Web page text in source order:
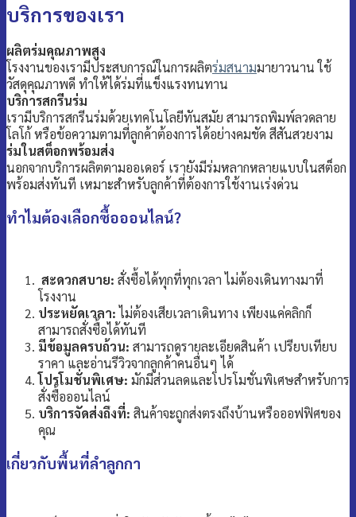
บริการของเรา
ผลิตร่มคุณภาพสูง
โรงงานของเรามีประสบการณ์ในการผลิตร่มสนามมายาวนาน ใช้
วัสดุคุณภาพดี ทำให้ได้ร่มที่แข็งแรงทนทาน
บริการสกรีนร่ม
เรามีบริการสกรีนร่มด้วยเทคโนโลยีทันสมัย สามารถพิมพ์ลวดลาย
โลโก้ หรือข้อความตามที่ลูกค้าต้องการได้อย่างคมชัด สีสันสวยงาม
ร่มในสต็อกพร้อมส่ง
นอกจากบริการผลิตตามออเดอร์ เรายังมีร่มหลากหลายแบบในสต็อก
พร้อมส่งทันที เหมาะสำหรับลูกค้าที่ต้องการใช้งานเร่งด่วน
ทำไมต้องเลือกซื้อออนไลน์?
สะดวกสบาย: สั่งซื้อได้ทุกที่ทุกเวลา ไม่ต้องเดินทางมาที่
โรงงาน
ประหยัดเวลา:ไม่ต้องเสียเวลาเดินทาง เพียงแค่คลิกก็
สามารถสั่งซื้อได้ทันที
มีข้อมูลครบถ้วน: สามารถดูรายละเอียดสินค้า เปรียบเทียบ
ราคา และอ่านรีวิวจากลูกค้าคนอื่นๆ ได้
โปรโมชั่นพิเศษ: มักมีส่วนลดและโปรโมชั่นพิเศษสำหรับการ
สั่งซื้อออนไลน์
บริการจัดส่งถึงที่: สินค้าจะถูกส่งตรงถึงบ้านหรือออฟฟิศของ
คุณ
เกี่ยวกับพื้นที่ลำลูกกา